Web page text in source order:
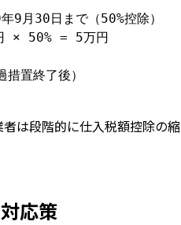
月30日まで（50%控除）
× 50% = 5万円
置終了後）
は段階的に仕入税額控除の
応策